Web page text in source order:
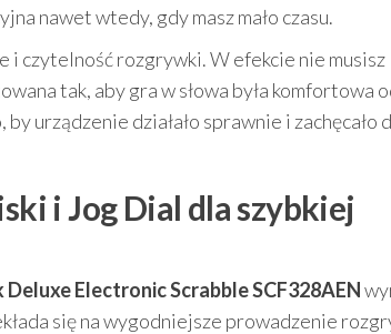
nawet wtedy, gdy masz mało czasu.
i czytelność rozgrywki. W efekcie nie musisz
tak, aby gra w słowa była komfortowa
urządzenie działało sprawnie i zachęcało
i Jog Dial dla szybkiej
Electronic Scrabble SCF328AEN
się na wygodniejsze prowadzenie